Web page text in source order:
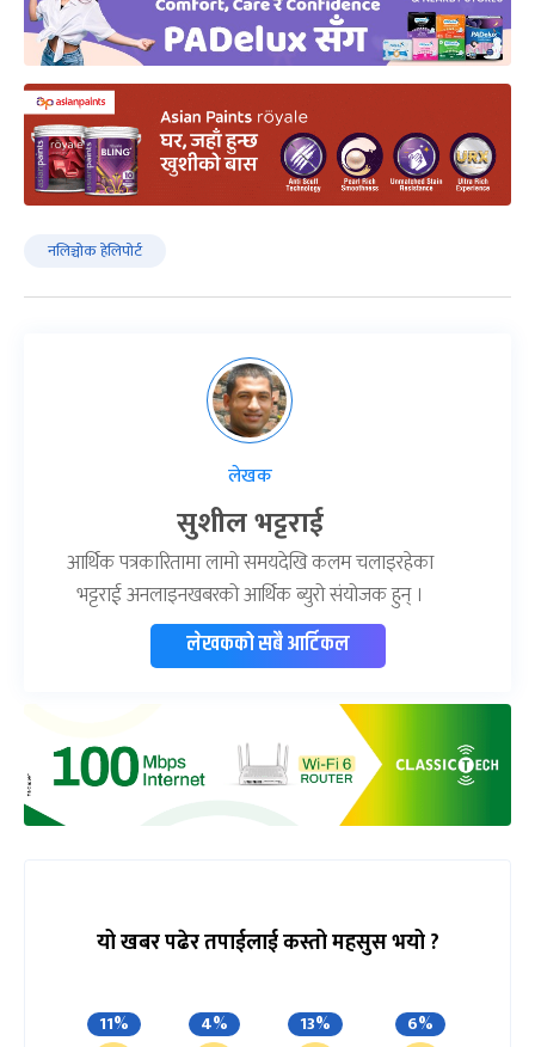
नलिञ्चोक हेलिपोर्ट
लेखक
सुशील भट्टराई
आर्थिक पत्रकारितामा लामो समयदेखि कलम चलाइरहेका
भट्टराई अनलाइनखबरको आर्थिक ब्युरो संयोजक हुन् ।
लेखकको सबै आर्टिकल
यो खबर पढेर तपाईलाई कस्तो महसुस भयो ?
11% 4% 13% 6%